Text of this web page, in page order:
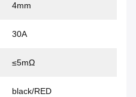
4mm
30A
≤5mΩ
black/RED